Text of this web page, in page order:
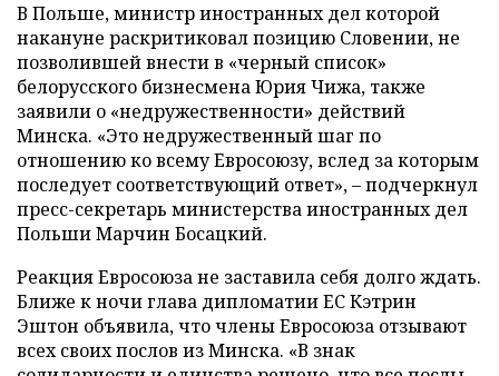
В Польше, министр иностранных дел которой
накануне раскритиковал позицию Словении, не
позволившей внести в «черный список»
белорусского бизнесмена Юрия Чижа, также
заявили о «недружественности» действий
Минска. «Это недружественный шаг по
отношению ко всему Евросоюзу, вслед за которым
последует соответствующий ответ», – подчеркнул
пресс-секретарь министерства иностранных дел
Польши Марчин Босацкий.
Реакция Евросоюза не заставила себя долго ждать.
Ближе к ночи глава дипломатии ЕС Кэтрин
Эштон объявила, что члены Евросоюза отзывают
всех своих послов из Минска. «В знак